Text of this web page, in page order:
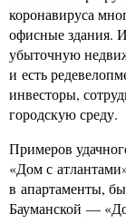
коронавируса
офисные здания.
убыточную
и есть
инвесторы,
городскую среду.
Примеров
«Дом с
в апартаменты,
Бауманской —